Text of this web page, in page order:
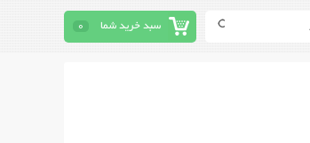
سبد خرید شما 0